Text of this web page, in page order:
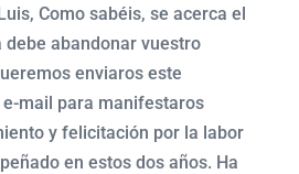
Como sabéis, se acerca el
debe abandonar vuestro
enviaros este
mail para manifestaros
y felicitación por la labor
en estos dos años. Ha